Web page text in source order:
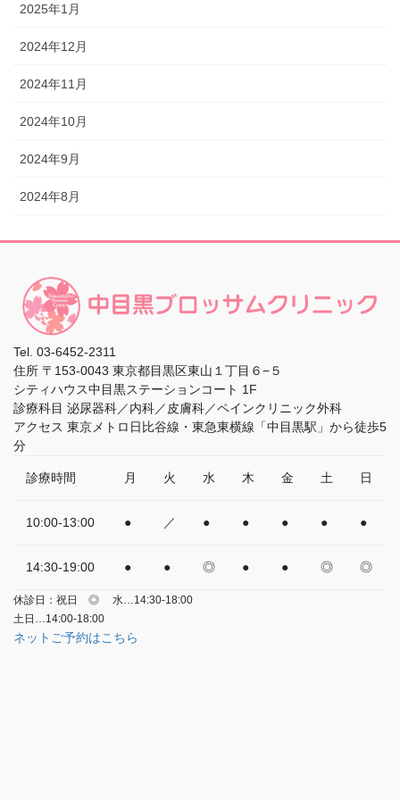
2025年1月
2024年12月
2024年11月
2024年10月
2024年9月
2024年8月
Tel. 03-6452-2311
住所 〒153-0043 東京都目黒区東山１丁目６−５
シティハウス中目黒ステーションコート 1F
診療科目 泌尿器科／内科／皮膚科／ペインクリニック外科
アクセス 東京メトロ日比谷線・東急東横線「中目黒駅」から徒歩5
分
診療時間 月 火 水 木 金 土 日
10:00-13:00 ● ／ ● ● ● ● ●
14:30-19:00 ● ● ◎ ● ● ◎ ◎
休診日：祝日 ◎ 水…14:30-18:00
土日…14:00-18:00
ネットご予約はこちら